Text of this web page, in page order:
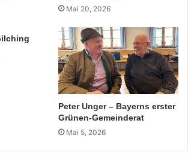
Mai 20, 2026
Peter Unger – Bayerns erster
Grünen-Gemeinderat
Mai 5, 2026